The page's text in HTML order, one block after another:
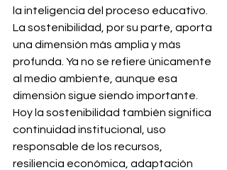
la inteligencia del proceso educativo.
La sostenibilidad, por su parte, aporta
una dimensión más amplia y más
profunda. Ya no se refiere únicamente
al medio ambiente, aunque esa
dimensión sigue siendo importante.
Hoy la sostenibilidad también significa
continuidad institucional, uso
responsable de los recursos,
resiliencia económica, adaptación